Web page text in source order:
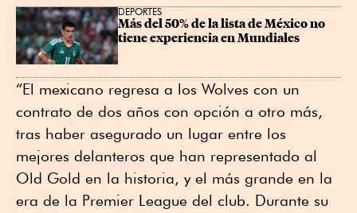
DEPORTES
Más del 50% de la lista de México no
tiene experiencia en Mundiales
“El mexicano regresa a los Wolves con un
contrato de dos años con opción a otro más,
tras haber asegurado un lugar entre los
mejores delanteros que han representado al
Old Gold en la historia, y el más grande en la
era de la Premier League del club. Durante su